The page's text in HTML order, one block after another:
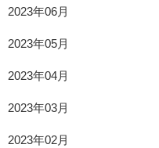
2023年06月
2023年05月
2023年04月
2023年03月
2023年02月